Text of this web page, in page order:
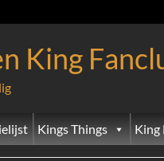
King
Kings Things King